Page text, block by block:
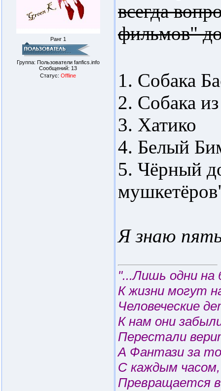
Ранг 1
Группа: Пользователи fanfics.info
Сообщений: 13
Статус: Offline
всегда
фильмов"
1. Собака
2. Собака
3. Хатико
4. Белый
5. Чёрный
Я знаю
"...Лишь одни на
К жизни могут
Человеческие
К нам они
Перестали
А Фантази за то
С каждым
Превращается